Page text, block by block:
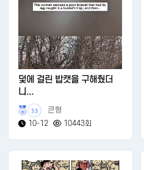
덫에 걸린 밥캣을 구해줬더
니...
33
큰형
10-12
10443회